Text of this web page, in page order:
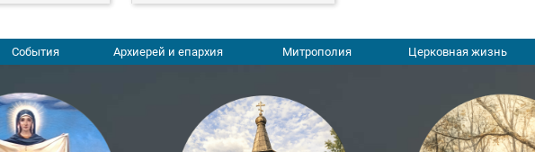
События Архиерей и епархия Митрополия Церковная жизнь